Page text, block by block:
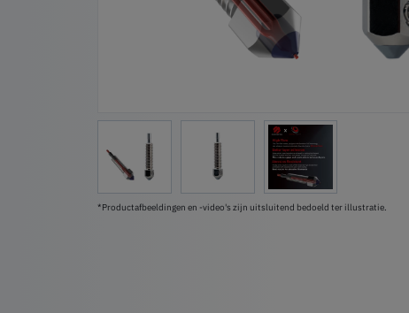
*Productafbeeldingen en -video's zijn uitsluitend bedoeld ter illustratie.